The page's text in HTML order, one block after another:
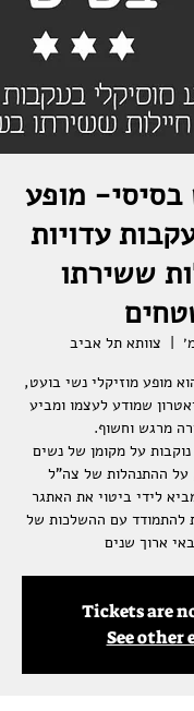
בסיסי- מופע
עדויות
ששירתו
  |
צוותא תל אביב
מופע מוזיקלי נשי בועט,
שמודע לעצמו ומביע
על מקומן של נשים
ההתנהלות של צה"ל
לידי ביטוי את האתגר
להתמודד עם ההשלכות של
ארוך שנים
Tickets are
See other